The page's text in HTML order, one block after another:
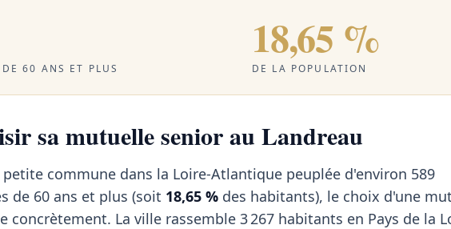
60 ANS ET PLUS
18,65 %
DE LA POPULATION
sa mutuelle senior au Landreau
petite commune dans la Loire-Atlantique peuplée d'environ 589
de 60 ans et plus (soit 18,65 % des habitants), le choix d'une
concrètement. La ville rassemble 3 267 habitants en Pays de la